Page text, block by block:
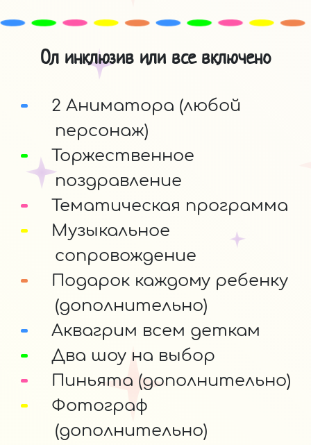
Ол инклюзив или все включено
2 Аниматора (любой
персонаж)
Торжественное
поздравление
Тематическая программа
Музыкальное
сопровождение
Подарок каждому ребенку
(дополнительно)
Аквагрим всем деткам
Два шоу на выбор
Пиньята (дополнительно)
Фотограф
(дополнительно)